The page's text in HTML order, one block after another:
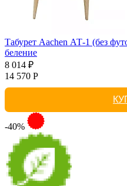
Табурет Aachen АТ-1 (без
беление
8 014 ₽
14 570 Р
-40%